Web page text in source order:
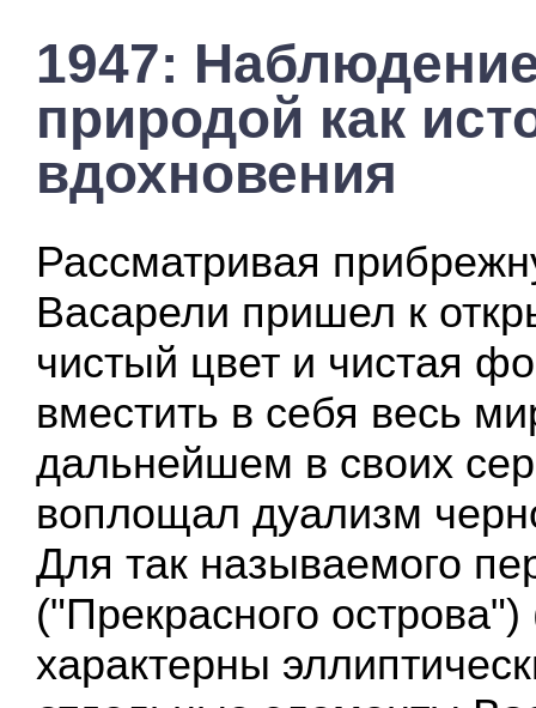
1947:
природой как
вдохновения
Рассматривая
Васарели пришел к
чистый цвет и чистая
вместить в себя весь
дальнейшем в своих
воплощал дуализм
Для так называемого
("Прекрасного
характерны